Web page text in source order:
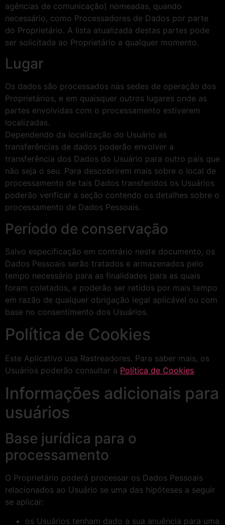
agências de comunicação) nomeadas, quando
necessário, como Processadores de Dados por parte
do Proprietário. A lista atualizada destas partes pode
ser solicitada ao Proprietário a qualquer momento.
Lugar
Os dados são processados ​​nas sedes de operação dos
Proprietários, e em quaisquer outros lugares onde as
partes envolvidas com o processamento estiverem
localizadas.
Dependendo da localização do Usuário as
transferências de dados poderão envolver a
transferência dos Dados do Usuário para outro país que
não seja o seu. Para descobrirem mais sobre o local de
processamento de tais Dados transferidos os Usuários
poderão verificar a seção contendo os detalhes sobre o
processamento de Dados Pessoais.
Período de conservação
Salvo especificação em contrário neste documento, os
Dados Pessoais serão tratados e armazenados pelo
tempo necessário para as finalidades para as quais
foram coletados, e poderão ser retidos por mais tempo
em razão de qualquer obrigação legal aplicável ou com
base no consentimento dos Usuários.
Política de Cookies
Este Aplicativo usa Rastreadores. Para saber mais, os
Usuários poderão consultar a Política de Cookies.
Informações adicionais para
usuários
Base jurídica para o
processamento
O Proprietário poderá processar os Dados Pessoais
relacionados ao Usuário se uma das hipóteses a seguir
se aplicar:
os Usuários tenham dado a sua anuência para uma